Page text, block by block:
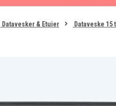
Datavesker & Etuier Dataveske 15